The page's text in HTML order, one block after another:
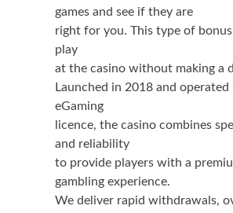
games and see if they are
right for you. This type of
play
at the casino without making a
Launched in 2018 and
eGaming
licence, the casino combines
and reliability
to provide players with a
gambling experience.
We deliver rapid withdrawals,